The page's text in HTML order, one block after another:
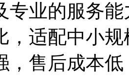
专业的服务
，适配中小
，售后成本